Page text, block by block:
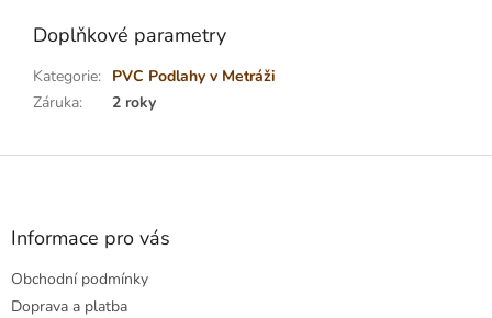
Doplňkové parametry
Kategorie: PVC Podlahy v Metráži
Záruka: 2 roky
Z
Informace pro vás
Obchodní podmínky
Doprava a platba